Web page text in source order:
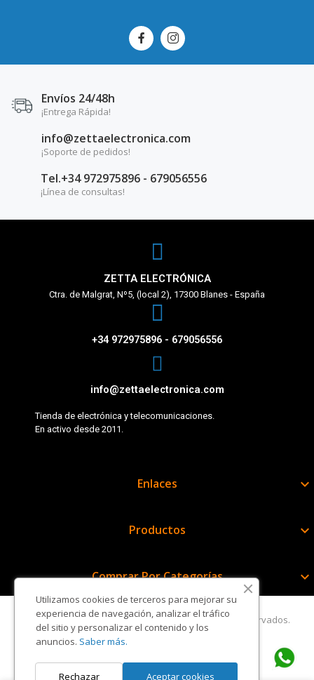
Envíos 24/48h
¡Entrega Rápida!
info@zettaelectronica.com
¡Soporte de pedidos!
Tel.+34 972975896 - 679056556
¡Línea de consultas!
ZETTA ELECTRÓNICA
Ctra. de Malgrat, Nº5, (local 2), 17300 Blanes - España
+34 972975896 - 679056556
info@zettaelectronica.com
Tienda de electrónica y telecomunicaciones.
En activo desde 2011.
Enlaces 
Productos 
Comprar Por Categorías 
Copyright © Zetta Electrónica. Todos los derechos reservados.
Utilizamos cookies de terceros para mejorar su
experiencia de navegación, analizar el tráfico
del sitio y personalizar el contenido y los
anuncios. Saber más.
Aceptar cookies
Rechazar